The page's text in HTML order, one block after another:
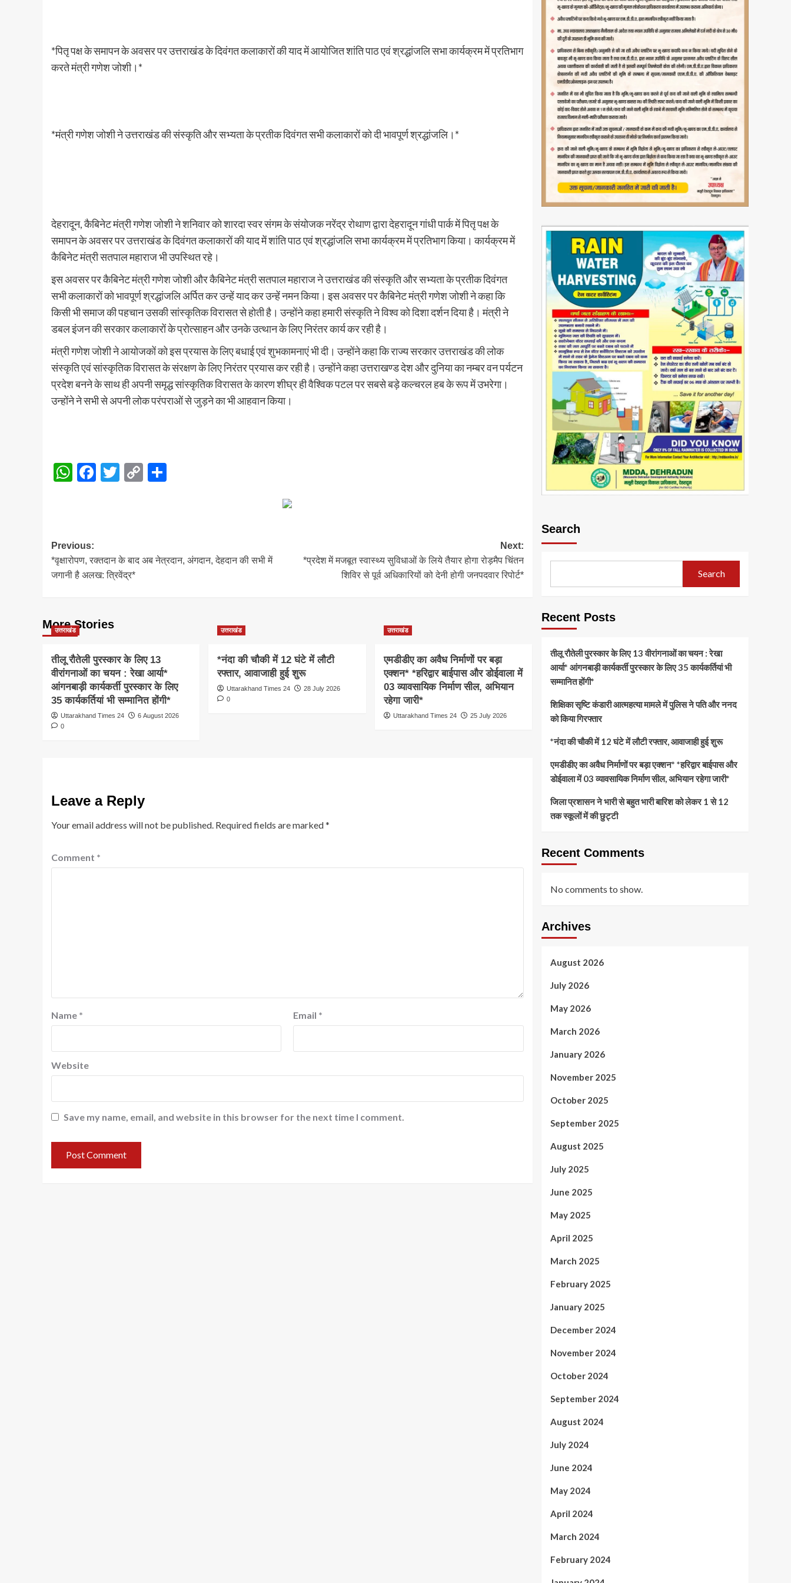
*पितृ पक्ष के समापन के अवसर पर उत्तराखंड के दिवंगत कलाकारों की याद में आयोजित शांति पाठ एवं श्रद्धांजलि सभा कार्यक्रम में प्रतिभाग
करते मंत्री गणेश जोशी।*
*मंत्री गणेश जोशी ने उत्तराखंड की संस्कृति और सभ्यता के प्रतीक दिवंगत सभी कलाकारों को दी भावपूर्ण श्रद्धांजलि।*
देहरादून, कैबिनेट मंत्री गणेश जोशी ने शनिवार को शारदा स्वर संगम के संयोजक नरेंद्र रोथाण द्वारा देहरादून गांधी पार्क में पितृ पक्ष के
समापन के अवसर पर उत्तराखंड के दिवंगत कलाकारों की याद में शांति पाठ एवं श्रद्धांजलि सभा कार्यक्रम में प्रतिभाग किया। कार्यक्रम में
कैबिनेट मंत्री सतपाल महाराज भी उपस्थित रहे।
इस अवसर पर कैबिनेट मंत्री गणेश जोशी और कैबिनेट मंत्री सतपाल महाराज ने उत्तराखंड की संस्कृति और सभ्यता के प्रतीक दिवंगत
सभी कलाकारों को भावपूर्ण श्रद्धांजलि अर्पित कर उन्हें याद कर उन्हें नमन किया। इस अवसर पर कैबिनेट मंत्री गणेश जोशी ने कहा कि
किसी भी समाज की पहचान उसकी सांस्कृतिक विरासत से होती है। उन्होंने कहा हमारी संस्कृति ने विश्व को दिशा दर्शन दिया है। मंत्री ने
डबल इंजन की सरकार कलाकारों के प्रोत्साहन और उनके उत्थान के लिए निरंतर कार्य कर रही है।
मंत्री गणेश जोशी ने आयोजकों को इस प्रयास के लिए बधाई एवं शुभकामनाएं भी दी। उन्होंने कहा कि राज्य सरकार उत्तराखंड की लोक
संस्कृति एवं सांस्कृतिक विरासत के संरक्षण के लिए निरंतर प्रयास कर रही है। उन्होंने कहा उत्तराखण्ड देश और दुनिया का नम्बर वन पर्यटन
प्रदेश बनने के साथ ही अपनी समृद्ध सांस्कृतिक विरासत के कारण शीघ्र ही वैश्विक पटल पर सबसे बड़े कल्चरल हब के रूप में उभरेगा।
उन्होंने ने सभी से अपनी लोक परंपराओं से जुड़ने का भी आहवान किया।
WhatsApp
Facebook
Twitter
Copy
Post
navigation
Previous:
*वृक्षारोपण, रक्तदान के बाद अब नेत्रदान, अंगदान, देहदान की सभी में
जगानी है अलख: त्रिवेंद्र*
Next:
*प्रदेश में मजबूत स्वास्थ्य सुविधाओं के लिये तैयार होगा रोड़मैप चिंतन
शिविर से पूर्व अधिकारियों को देनी होगी जनपदवार रिपोर्ट*
More Stories
उत्तराखंड
तीलू रौतेली पुरस्कार के लिए 13
वीरांगनाओं का चयन : रेखा आर्या*
आंगनबाड़ी कार्यकर्ती पुरस्कार के लिए
35 कार्यकर्तियां भी सम्मानित होंगी*
Uttarakhand Times 24
6 August 2026
0
उत्तराखंड
*नंदा की चौकी में 12 घंटे में लौटी
रफ्तार, आवाजाही हुई शुरू
Uttarakhand Times 24
28 July 2026
0
उत्तराखंड
एमडीडीए का अवैध निर्माणों पर बड़ा
एक्शन* *हरिद्वार बाईपास और डोईवाला में
03 व्यावसायिक निर्माण सील, अभियान
रहेगा जारी*
Uttarakhand Times 24 25 July 2026
Leave a Reply
Your email address will not be published. Required fields are marked*
Comment *
Name * Email *
Website
Save my name, email, and website in this browser for the next time I comment.
Search
Search
Recent Posts
तीलू रौतेली पुरस्कार के लिए 13 वीरांगनाओं का चयन : रेखा
आर्या* आंगनबाड़ी कार्यकर्ती पुरस्कार के लिए 35 कार्यकर्तियां भी
सम्मानित होंगी*
शिक्षिका सृष्टि कंडारी आत्महत्या मामले में पुलिस ने पति और ननद
को किया गिरफ्तार
*नंदा की चौकी में 12 घंटे में लौटी रफ्तार, आवाजाही हुई शुरू
एमडीडीए का अवैध निर्माणों पर बड़ा एक्शन* *हरिद्वार बाईपास और
डोईवाला में 03 व्यावसायिक निर्माण सील, अभियान रहेगा जारी*
जिला प्रशासन ने भारी से बहुत भारी बारिश को लेकर 1 से 12
तक स्कूलों में की छुट्टी
Recent Comments
No comments to show.
Archives
August 2026
July 2026
May 2026
March 2026
January 2026
November 2025
October 2025
September 2025
August 2025
July 2025
June 2025
May 2025
April 2025
March 2025
February 2025
January 2025
December 2024
November 2024
October 2024
September 2024
August 2024
July 2024
June 2024
May 2024
April 2024
March 2024
February 2024